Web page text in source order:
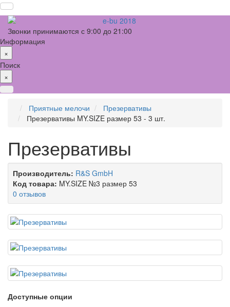
Звонки принимаются с 9:00 до 21:00
Информация
×
Поиск
×
Приятные мелочи
Презервативы
Презервативы MY.SIZE размер 53 - 3 шт.
Презервативы
Производитель: R&S GmbH
Код товара: MY.SIZE №3 размер 53
0 отзывов
Доступные опции